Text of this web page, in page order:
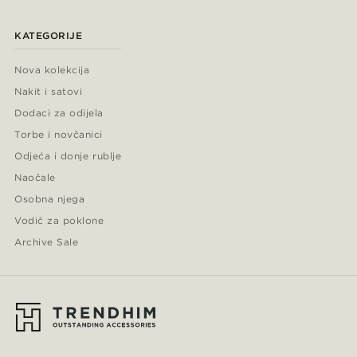
KATEGORIJE
Nova kolekcija
Nakit i satovi
Dodaci za odijela
Torbe i novčanici
Odjeća i donje rublje
Naočale
Osobna njega
Vodič za poklone
Archive Sale